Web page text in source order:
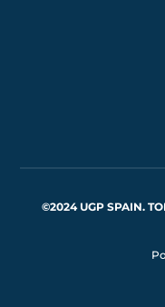
©2024 UGP SPAIN.